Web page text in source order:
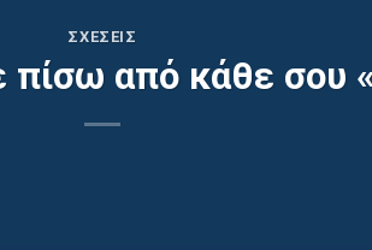
ΣΧΈΣΕΙΣ
πίσω από κάθε σου